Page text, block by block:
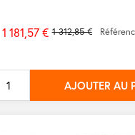
Prix
base
1 312,85 €
1 181,57 €
AJOUTER AU